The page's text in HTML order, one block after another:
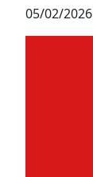
05/02/2026